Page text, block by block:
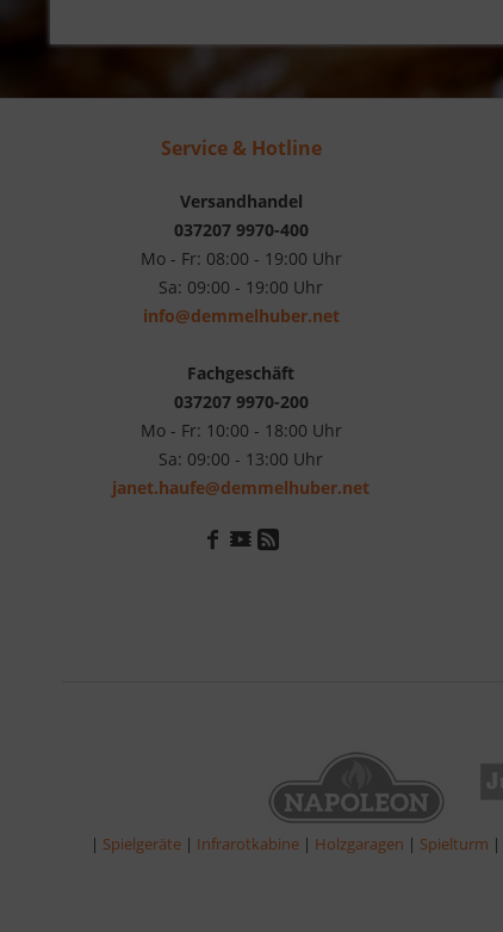
Service & Hotline
Versandhandel
037207 9970-400
Mo - Fr: 08:00 - 19:00 Uhr
Sa: 09:00 - 19:00 Uhr
info@demmelhuber.net
Fachgeschäft
037207 9970-200
Mo - Fr: 10:00 - 18:00 Uhr
Sa: 09:00 - 13:00 Uhr
janet.haufe@demmelhuber.net
| Spielgeräte | Infrarotkabine | Holzgaragen | Spielturm |